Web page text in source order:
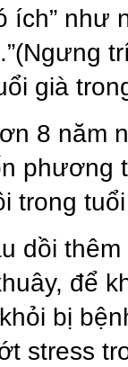
ích” như
già
8 năm
trong
dồi
để
bị
stress